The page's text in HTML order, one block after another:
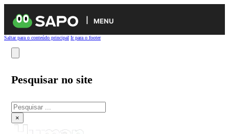
MENU
Saltar para o conteúdo principal Ir para o footer
Pesquisar no site
Pesquisar
×